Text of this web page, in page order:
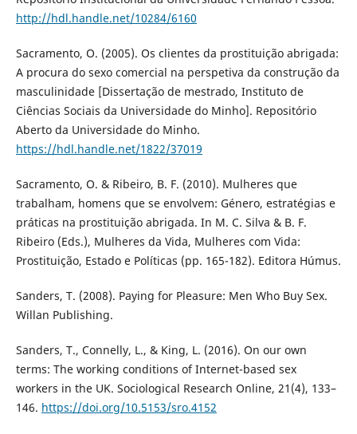
http://hdl.handle.net/10284/6160
Sacramento, O. (2005). Os clientes da prostituição abrigada:
A procura do sexo comercial na perspetiva da construção da
masculinidade [Dissertação de mestrado, Instituto de
Ciências Sociais da Universidade do Minho]. Repositório
Aberto da Universidade do Minho.
https://hdl.handle.net/1822/37019
Sacramento, O. & Ribeiro, B. F. (2010). Mulheres que
trabalham, homens que se envolvem: Género, estratégias e
práticas na prostituição abrigada. In M. C. Silva & B. F.
Ribeiro (Eds.), Mulheres da Vida, Mulheres com Vida:
Prostituição, Estado e Políticas (pp. 165-182). Editora Húmus.
Sanders, T. (2008). Paying for Pleasure: Men Who Buy Sex.
Willan Publishing.
Sanders, T., Connelly, L., & King, L. (2016). On our own
terms: The working conditions of Internet-based sex
workers in the UK. Sociological Research Online, 21(4), 133–
146. https://doi.org/10.5153/sro.4152